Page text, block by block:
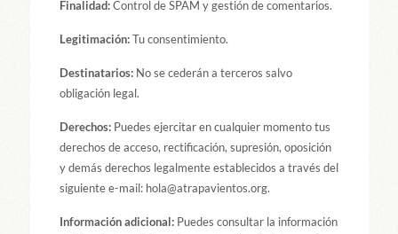
Finalidad:Control de SPAM y gestión de comentarios.
Legitimación:Tu consentimiento.
Destinatarios:No se cederán a terceros salvo
obligación legal.
Derechos:Puedes ejercitar en cualquier momento tus
derechos de acceso, rectificación, supresión, oposición
y demás derechos legalmente establecidos a través del
siguiente e-mail: hola@atrapavientos.org.
Información adicional:Puedes consultar la información